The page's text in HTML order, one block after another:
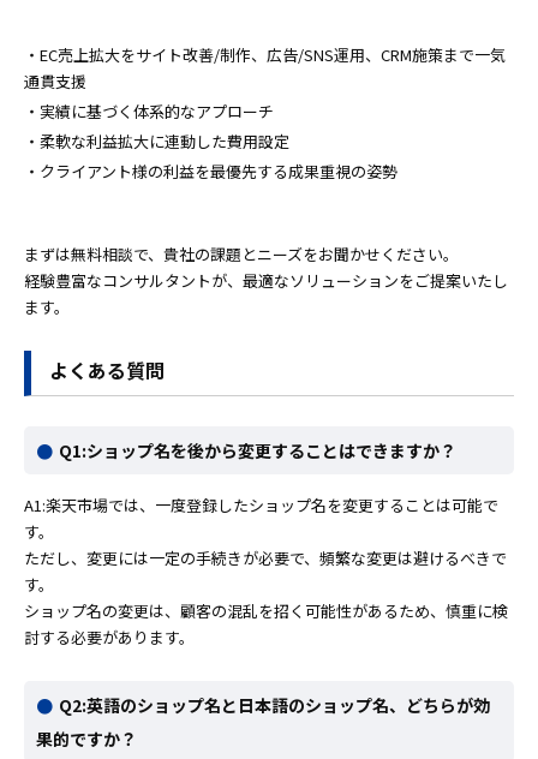
・EC売上拡大をサイト改善/制作、広告/SNS運用、CRM施策まで一気
通貫支援
・実績に基づく体系的なアプローチ
・柔軟な利益拡大に連動した費用設定
・クライアント様の利益を最優先する成果重視の姿勢
まずは無料相談で、貴社の課題とニーズをお聞かせください。
経験豊富なコンサルタントが、最適なソリューションをご提案いたし
ます。
よくある質問
Q1:ショップ名を後から変更することはできますか？
A1:楽天市場では、一度登録したショップ名を変更することは可能で
す。
ただし、変更には一定の手続きが必要で、頻繁な変更は避けるべきで
す。
ショップ名の変更は、顧客の混乱を招く可能性があるため、慎重に検
討する必要があります。
Q2:英語のショップ名と日本語のショップ名、どちらが効
果的ですか？